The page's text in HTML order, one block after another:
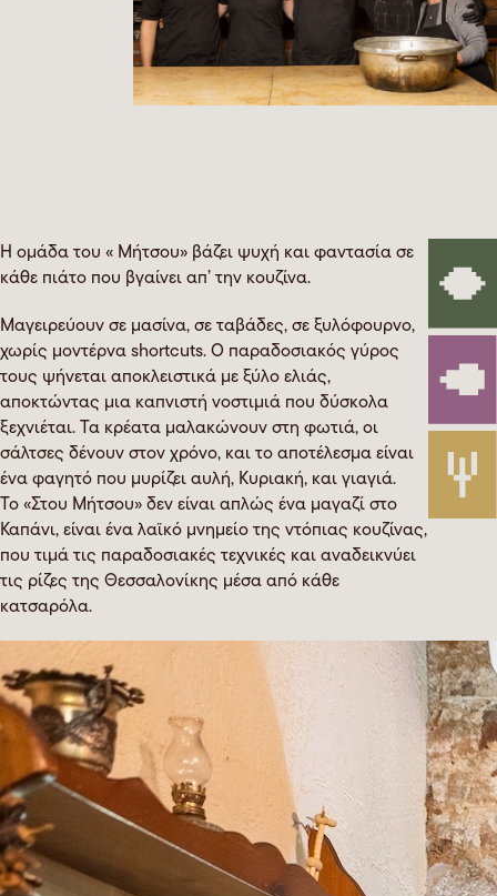
Η ομάδα του « Μήτσου» βάζει ψυχή και φαντασία σε
κάθε πιάτο που βγαίνει απ’ την κουζίνα.
Μαγειρεύουν σε μασίνα, σε ταβάδες, σε ξυλόφουρνο,
χωρίς μοντέρνα shortcuts. Ο παραδοσιακός γύρος
τους ψήνεται αποκλειστικά με ξύλο ελιάς,
αποκτώντας μια καπνιστή νοστιμιά που δύσκολα
ξεχνιέται. Τα κρέατα μαλακώνουν στη φωτιά, οι
σάλτσες δένουν στον χρόνο, και το αποτέλεσμα είναι
ένα φαγητό που μυρίζει αυλή, Κυριακή, και γιαγιά.
Το «Στου Μήτσου» δεν είναι απλώς ένα μαγαζί στο
Καπάνι, είναι ένα λαϊκό μνημείο της ντόπιας κουζίνας,
που τιμά τις παραδοσιακές τεχνικές και αναδεικνύει
τις ρίζες της Θεσσαλονίκης μέσα από κάθε
κατσαρόλα.